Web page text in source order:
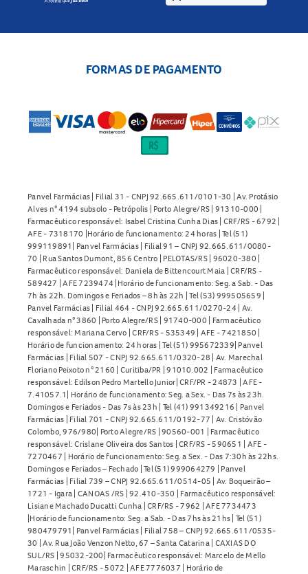
competitivos de forma mais rápida.
E falando em praticidade e rapidez, ao pesquisar online por
uma ampla gama de medicamentos disponíveis com preços
precisa ir até o portão para receber o medicamento em
FORMAS DE PAGAMENTO
Panvel Farmácias | Filial 31 - CNPJ 92.665.611/0101-30 | Av. Protásio
Alves n° 4194 subsolo - Petrópolis | Porto Alegre/RS | 91310-000 |
Farmacêutico responsável: Isabel Cristina Cunha Dias | CRF/RS - 6792 |
AFE - 7318170 |Horário de funcionamento: 24 horas | Tel (51)
999119891| Panvel Farmácias | Filial 91 – CNPJ 92.665.611/0080-
70 | Rua Santos Dumont, 856 Centro | PELOTAS/RS | 96020-380 |
Farmacêutico responsável: Daniela de Bittencourt Maia | CRF/RS -
589427 | AFE 7239474 |Horário de funcionamento: Seg. a Sab. - Das
7h às 22h. Domingos e Feriados – 8h às 22h | Tel (53) 999505659 |
Panvel Farmácias | Filial 464 - CNPJ 92.665.611/0270-24 | Av.
Cavalhada n° 3860 | Porto Alegre/RS | 91740-000 | Farmacêutico
responsável: Mariana Cervo | CRF/RS - 535349 | AFE - 7421850 |
Horário de funcionamento: 24 horas | Tel (51) 995672339| Panvel
Farmácias | Filial 507 - CNPJ 92.665.611/0320-28 | Av. Marechal
Floriano Peixoto n° 2160 | Curitiba/PR | 91010.002 | Farmacêutico
responsável: Edilson Pedro Martello Junior| CRF/PR - 24873 | AFE -
7.41057.1| Horário de funcionamento: Seg. a Sex. - Das 7s às 23h.
Domingos e Feriados - Das 7s às 23h | Tel (41) 991349216 | Panvel
Farmácias | Filial 701 - CNPJ 92.665.611/0192-77 | Av. Cristóvão
Colombo, 976/980| Porto Alegre/RS | 90560-001 | Farmacêutico
responsável: Crislane Oliveira dos Santos | CRF/RS - 590651 | AFE -
7270467 | Horário de funcionamento: Seg. a Sex. - Das 7:30h às 22hs.
Domingos e Feriados – Fechado | Tel (51) 999064279 | Panvel
Farmácias | Filial 739 – CNPJ 92.665.611/0514-05 | Av. Boqueirão –
1721 - Igara | CANOAS /RS | 92.410-350 | Farmacêutico responsável:
Lisiane Machado Ducatti Cunha | CRF/RS - 7962 | AFE 7734473
|Horário de funcionamento: Seg. a Sab. - Das 7hs às 21hs | Tel (51)
980479791| Panvel Farmácias | Filial 758 – CNPJ 92.665.611/0535-
30 | Av. Rua João Venzon Netto, 67 – Santa Catarina | CAXIAS DO
SUL/RS | 95032-200| Farmacêutico responsável: Marcelo de Mello
Maraschin | CRF/RS - 5072 | AFE 7776037 | Horário de